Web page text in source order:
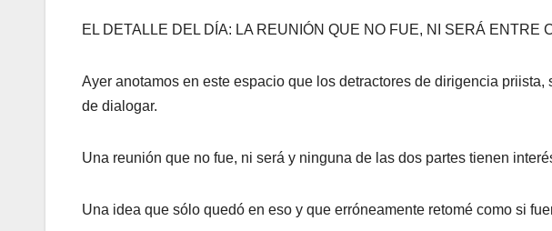
EL DETALLE DEL DÍA: LA REUNIÓN QUE NO FUE, NI SERÁ ENTRE
Ayer anotamos en este espacio que los detractores de dirigencia
de dialogar.
Una reunión que no fue, ni será y ninguna de las dos partes tienen
Una idea que sólo quedó en eso y que erróneamente retomé como si